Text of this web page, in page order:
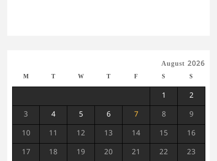
August 2026
M T W T F S S
1 2
3 4 5 6 7 8 9
10 11 12 13 14 15 16
17 18 19 20 21 22 23